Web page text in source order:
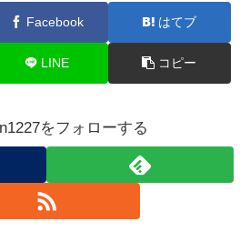
Facebook はてブ
LINE コピー
をフォローする